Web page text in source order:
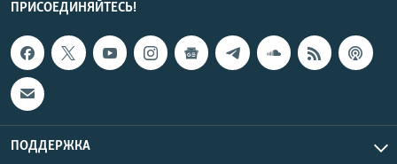
ПРИСОЕДИНЯЙТЕСЬ!
ПОДДЕРЖКА